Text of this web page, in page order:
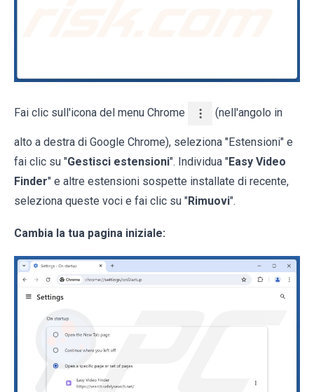
Fai clic sull'icona del menu Chrome (nell'angolo in
alto a destra di Google Chrome), seleziona "Estensioni" e
fai clic su "Gestisci estensioni". Individua "Easy Video
Finder" e altre estensioni sospette installate di recente,
seleziona queste voci e fai clic su "Rimuovi".
Cambia la tua pagina iniziale: